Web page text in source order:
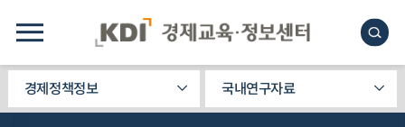
경제정책정보 국내연구자료